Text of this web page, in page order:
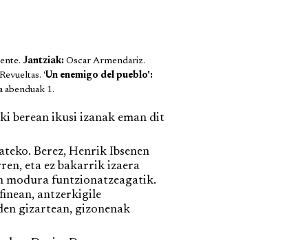
Jantziak: Oscar Armendariz.
'Un enemigo del pueblo':
abenduak 1.
berean ikusi izanak eman dit
Berez, Henrik Ibsenen
eta ez bakarrik izaera
modura funtzionatzeagatik.
antzerkigile
gizartean, gizonenak